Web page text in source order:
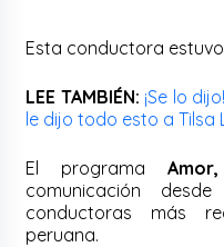
Esta conductora
LEE TAMBIÉN: ¡Se lo
le dijo todo esto a Tilsa
El programa
comunicación
conductoras más
peruana.